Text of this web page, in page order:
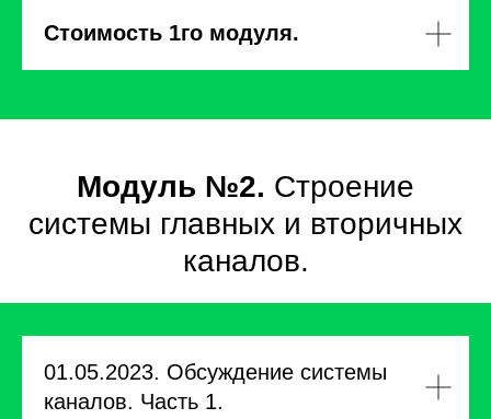
Стоимость 1го модуля.
Модуль №2. Строение
системы главных и вторичных
каналов.
01.05.2023. Обсуждение системы
каналов. Часть 1.